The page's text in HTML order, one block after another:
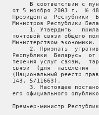
В соответствии с
от 5 ноября 2003 г.  №
Президента
Министров Республики
1. Утвердить
почтовой связи общего
Министерством экономики.
2. Признать
Республики  Беларусь
перечня услуг связи,
связи  (для  населения -
(Национальный реестр
143, 5/11663).
3. Настоящее
его официального
Премьер-министр